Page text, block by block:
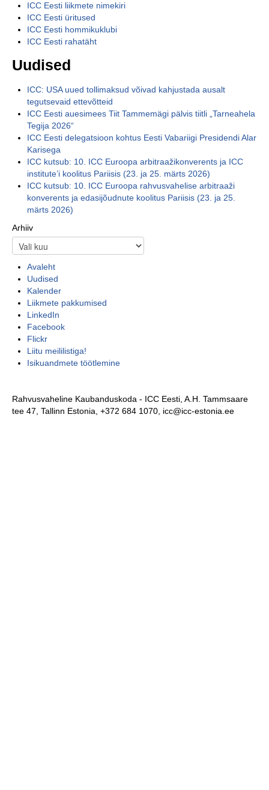
ICC Eesti liikmete nimekiri
ICC Eesti üritused
ICC Eesti hommikuklubi
ICC Eesti rahatäht
Uudised
ICC: USA uued tollimaksud võivad kahjustada ausalt
tegutsevaid ettevõtteid
ICC Eesti auesimees Tiit Tammemägi pälvis tiitli „Tarneahela
Tegija 2026“
ICC Eesti delegatsioon kohtus Eesti Vabariigi Presidendi Alar
Karisega
ICC kutsub: 10. ICC Euroopa arbitraažikonverents ja ICC
institute’i koolitus Pariisis (23. ja 25. märts 2026)
ICC kutsub: 10. ICC Euroopa rahvusvahelise arbitraaži
konverents ja edasijõudnute koolitus Pariisis (23. ja 25.
märts 2026)
Arhiiv
Avaleht
Uudised
Kalender
Liikmete pakkumised
LinkedIn
Facebook
Flickr
Liitu meililistiga!
Isikuandmete töötlemine
Rahvusvaheline Kaubanduskoda - ICC Eesti, A.H. Tammsaare
tee 47, Tallinn Estonia, +372 684 1070, icc@icc-estonia.ee